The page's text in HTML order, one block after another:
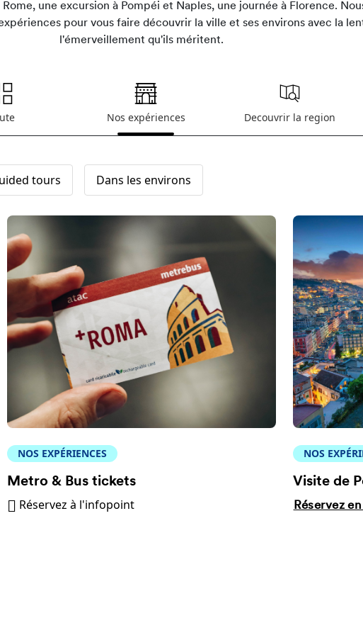
une excursion à Pompéi et Naples, une journée à Florence.
pour vous faire découvrir la ville et ses environs avec la
l'émerveillement qu'ils méritent.
Nos expériences Decouvrir la region
tours Dans les environs
NOS EXPÉRIENCES
Metro & Bus tickets
Réservez à l'infopoint
NOS
Visite de
Réservez